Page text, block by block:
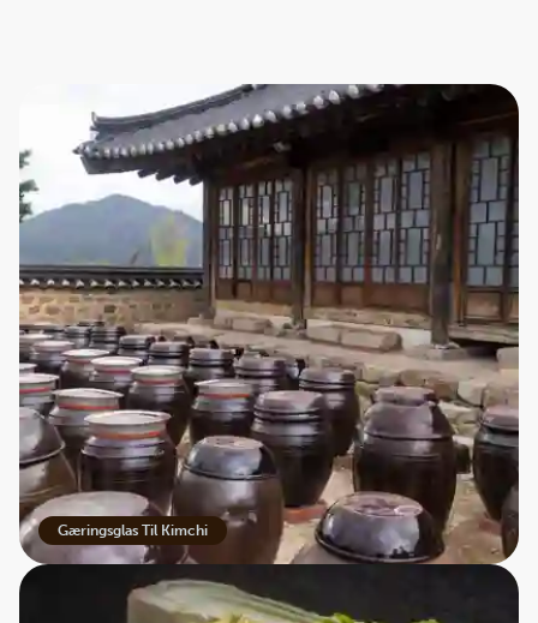
Gæringsglas Til Kimchi